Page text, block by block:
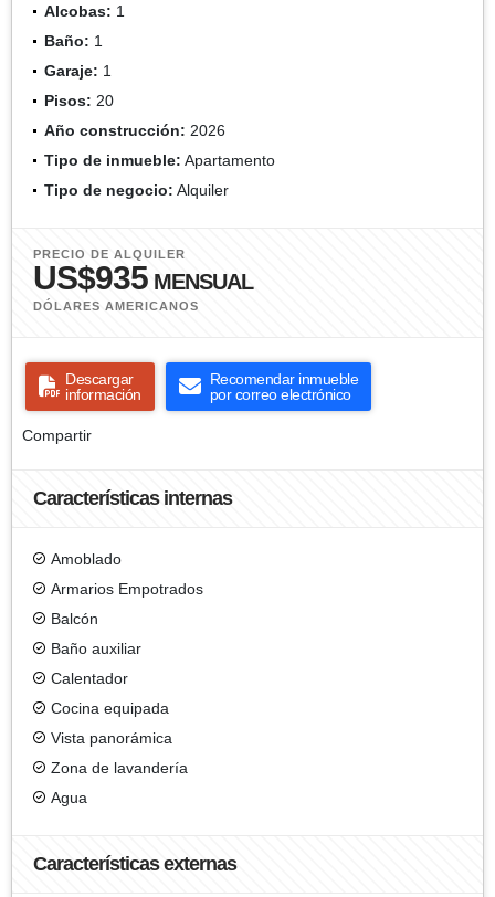
Alcobas: 1
Baño: 1
Garaje: 1
Pisos: 20
Año construcción: 2026
Tipo de inmueble: Apartamento
Tipo de negocio: Alquiler
PRECIO DE ALQUILER
US$935 MENSUAL
DÓLARES AMERICANOS
Descargar
información
Recomendar inmueble
por correo electrónico
Compartir
Características internas
Amoblado
Armarios Empotrados
Balcón
Baño auxiliar
Calentador
Cocina equipada
Vista panorámica
Zona de lavandería
Agua
Características externas